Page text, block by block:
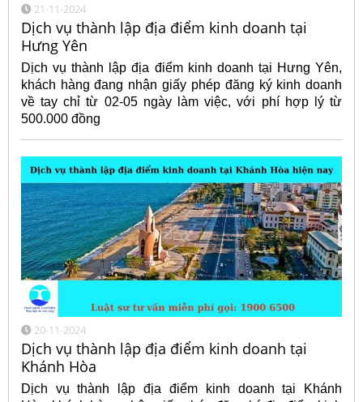
21-11-2024
Dịch vụ thành lập địa điểm kinh doanh tại
Hưng Yên
Dịch vụ thành lập địa điểm kinh doanh tại Hưng Yên,
khách hàng đang nhận giấy phép đăng ký kinh doanh
về tay chỉ từ 02-05 ngày làm việc, với phí hợp lý từ
500.000 đồng
20-11-2024
Dịch vụ thành lập địa điểm kinh doanh tại
Khánh Hòa
Dịch vụ thành lập địa điểm kinh doanh tại Khánh